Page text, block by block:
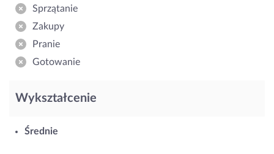
Sprzątanie
Zakupy
Pranie
Gotowanie
Wykształcenie
Średnie